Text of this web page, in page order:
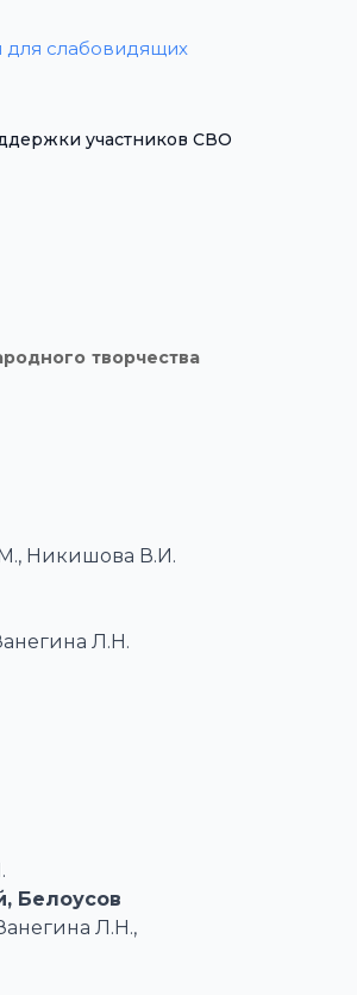
для слабовидящих
участников СВО
творчества
Никишова В.И.
Л.Н.
Белоусов
Л.Н.,